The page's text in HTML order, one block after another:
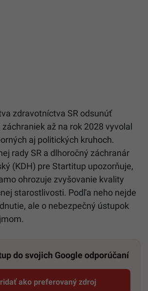
zdravotníctva SR odsunúť
až na rok 2028 vyvolal
aj politických kruhoch.
rady SR a dlhoročný záchranár
(KDH) pre Startitup upozorňuje,
ohrozuje zvyšovanie kvality
starostlivosti. Podľa neho nejde
ale o nebezpečný ústupok
do svojich Google odporúčaní
ako preferovaný zdroj
Startitup, odkaz sa otvorí v